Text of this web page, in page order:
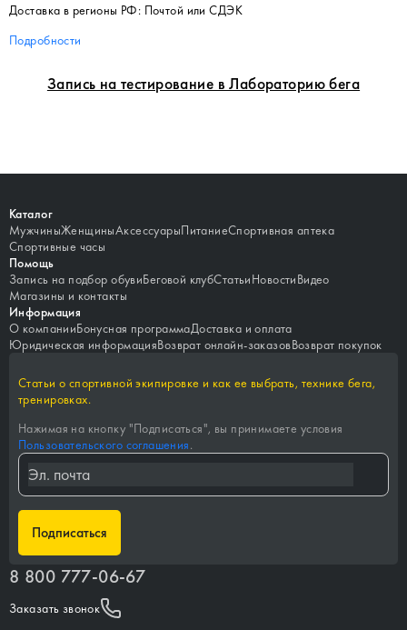
Запись на тестирование в Лабораторию бега
Доставка в регионы РФ: Почтой или СДЭК
Подробности
Каталог
МужчиныЖенщиныАксессуарыПитаниеСпортивная аптека
Спортивные часы
Помощь
Запись на подбор обувиБеговой клубСтатьиНовостиВидео
Магазины и контакты
Информация
О компанииБонусная программаДоставка и оплата
Юридическая информацияВозврат онлайн-заказовВозврат покупок
Статьи о спортивной экипировке и как ее выбрать, технике бега,
тренировках.
Нажимая на кнопку "Подписаться", вы принимаете условия
Пользовательского соглашения.
Подписаться
8 800 777-06-67
Заказать звонок